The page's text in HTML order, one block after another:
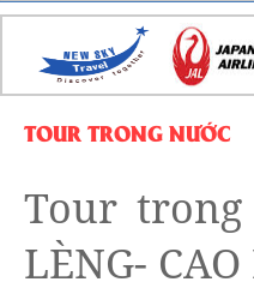
TOUR TRONG NƯỚC
Tour
LÈNG-